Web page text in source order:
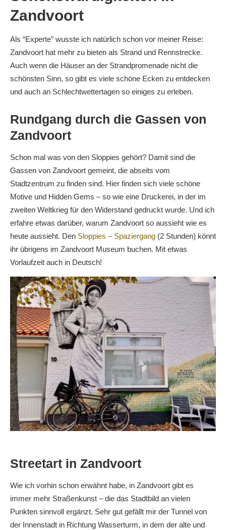
Zandvoort
Als “Experte” wusste ich natürlich schon vor meiner Reise:
Zandvoort hat mehr zu bieten als Strand und Rennstrecke.
Auch wenn die Häuser an der Strandpromenade nicht die
schönsten Sinn, so gibt es viele schöne Ecken zu entdecken
und auch an Schlechtwettertagen so einiges zu erleben.
Rundgang durch die Gassen von
Zandvoort
Schon mal was von den Sloppies gehört? Damit sind die
Gassen von Zandvoort gemeint, die abseits vom
Stadtzentrum zu finden sind. Hier finden sich viele schöne
Motive und Hidden Gems – so wie eine Druckerei, in der im
zweiten Weltkrieg für den Widerstand gedruckt wurde. Und ich
erfahre etwas darüber, warum Zandvoort so aussieht wie es
heute aussieht. Den Sloppies – Spaziergang (2 Stunden) könnt
ihr übrigens im Zandvoort Museum buchen. Mit etwas
Vorlaufzeit auch in Deutsch!
Streetart in Zandvoort
Wie ich vorhin schon erwähnt habe, in Zandvoort gibt es
immer mehr Straßenkunst – die das Stadtbild an vielen
Punkten sinnvoll ergänzt. Sehr gut gefällt mir der Tunnel von
der Innenstadt in Richtung Wasserturm, in dem der alte und